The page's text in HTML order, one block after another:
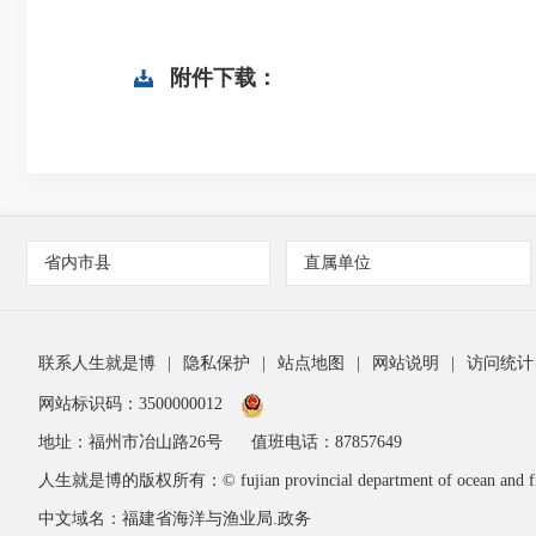
附件下载：
省内市县 直属单位
联系人生就是博 隐私保护 站点地图 网站说明 访问统计
网站标识码：3500000012
地址：福州市冶山路26号 值班电话：87857649
人生就是博的版权所有：© fujian provincial department of ocean and
中文域名：福建省海洋与渔业局.政务